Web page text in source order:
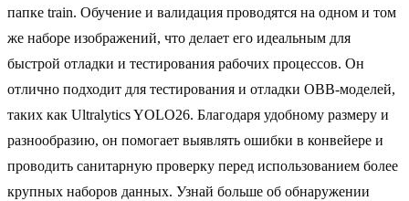
папке train. Обучение и валидация проводятся на одном и том
же наборе изображений, что делает его идеальным для
быстрой отладки и тестирования рабочих процессов. Он
отлично подходит для тестирования и отладки OBB-моделей,
таких как Ultralytics YOLO26. Благодаря удобному размеру и
разнообразию, он помогает выявлять ошибки в конвейере и
проводить санитарную проверку перед использованием более
крупных наборов данных. Узнай больше об обнаружении